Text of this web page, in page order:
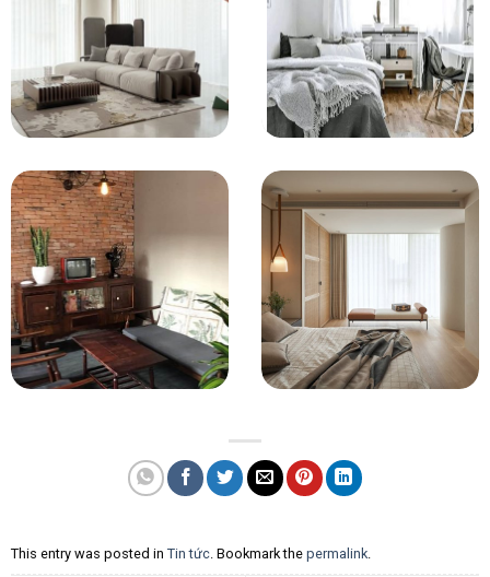
This entry was posted in Tin tức. Bookmark the permalink.